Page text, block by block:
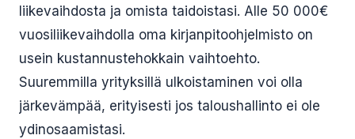
liikevaihdosta ja omista taidoistasi. Alle 50 000€
vuosiliikevaihdolla oma kirjanpitoohjelmisto on
usein kustannustehokkain vaihtoehto.
Suuremmilla yrityksillä ulkoistaminen voi olla
järkevämpää, erityisesti jos taloushallinto ei ole
ydinosaamistasi.